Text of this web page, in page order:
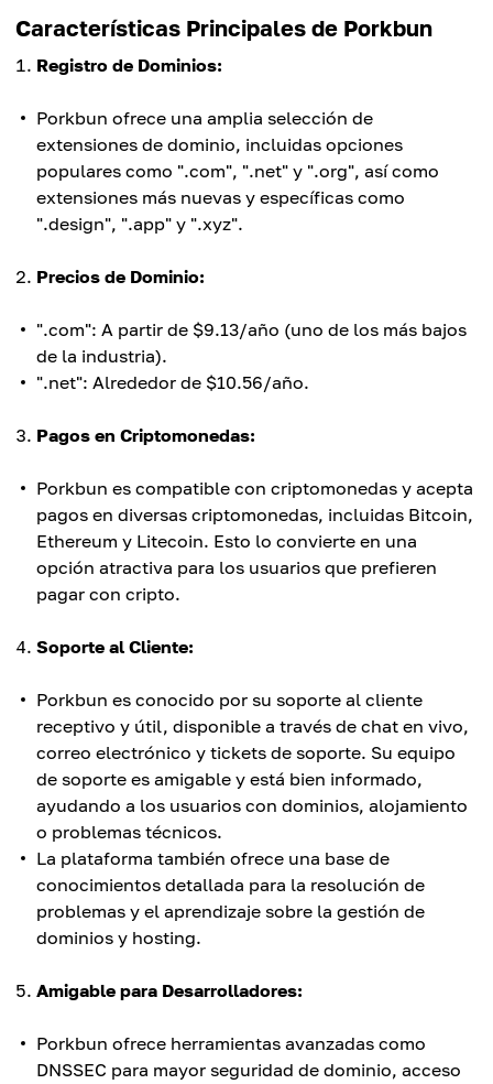
Características Principales de Porkbun
Registro de Dominios:
Porkbun ofrece una amplia selección de
extensiones de dominio, incluidas opciones
populares como ".com", ".net" y ".org", así como
extensiones más nuevas y específicas como
".design", ".app" y ".xyz".
Precios de Dominio:
".com": A partir de $9.13/año (uno de los más bajos
de la industria).
".net": Alrededor de $10.56/año.
Pagos en Criptomonedas:
Porkbun es compatible con criptomonedas y acepta
pagos en diversas criptomonedas, incluidas Bitcoin,
Ethereum y Litecoin. Esto lo convierte en una
opción atractiva para los usuarios que prefieren
pagar con cripto.
Soporte al Cliente:
Porkbun es conocido por su soporte al cliente
receptivo y útil, disponible a través de chat en vivo,
correo electrónico y tickets de soporte. Su equipo
de soporte es amigable y está bien informado,
ayudando a los usuarios con dominios, alojamiento
o problemas técnicos.
La plataforma también ofrece una base de
conocimientos detallada para la resolución de
problemas y el aprendizaje sobre la gestión de
dominios y hosting.
Amigable para Desarrolladores:
Porkbun ofrece herramientas avanzadas como
DNSSEC para mayor seguridad de dominio, acceso